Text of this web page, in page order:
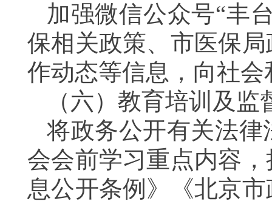
加强微信公众号“丰
保相关政策、市医保
作动态等信息，向社
（六） 教育培训及监
将政务公开有关法律
会会前学习重点内容，
息公开条例》《北京